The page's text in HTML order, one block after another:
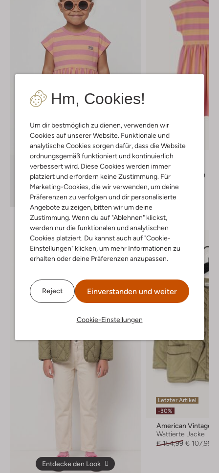
Hm, Cookies!
Um dir bestmöglich zu dienen, verwenden wir
Cookies auf unserer Website. Funktionale und
analytische Cookies sorgen dafür, dass die Website
ordnungsgemäß funktioniert und kontinuierlich
verbessert wird. Diese Cookies werden immer
platziert und erfordern keine Zustimmung. Für
Marketing-Cookies, die wir verwenden, um deine
Präferenzen zu verfolgen und dir personalisierte
Angebote zu zeigen, bitten wir um deine
Zustimmung. Wenn du auf "Ablehnen" klickst,
werden nur die funktionalen und analytischen
Cookies platziert. Du kannst auch auf "Cookie-
Einstellungen" klicken, um mehr Informationen zu
erhalten oder deine Präferenzen anzupassen.
Reject Einverstanden und weiter
Cookie-Einstellungen
Entdecke den Look
Letzte Größen
-40%
Petit Blush
Minikleid
€ 59,99
€ 35,99
Entdecke den Look
Letzter Artikel
-30%
American Vintage
Wattierte Jacke
€ 154,99 € 107,99